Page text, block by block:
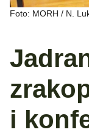
Foto: MORH / N.
i